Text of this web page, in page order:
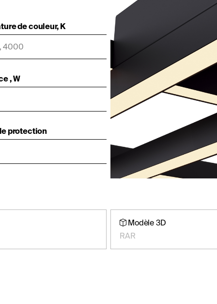
de couleur, K
4000
, W
protection
Modèle 3D
RAR